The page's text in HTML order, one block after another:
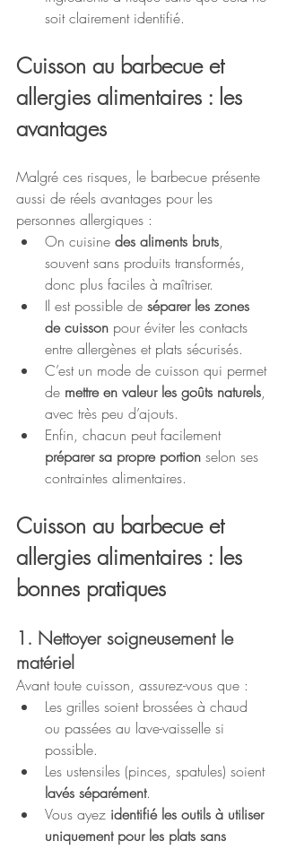
soit clairement identifié.
Cuisson au barbecue et
allergies alimentaires : les
avantages
Malgré ces risques, le barbecue présente
aussi de réels avantages pour les
personnes allergiques :
On cuisine des aliments bruts,
souvent sans produits transformés,
donc plus faciles à maîtriser.
Il est possible de séparer les zones
de cuisson pour éviter les contacts
entre allergènes et plats sécurisés.
C’est un mode de cuisson qui permet
de mettre en valeur les goûts naturels,
avec très peu d’ajouts.
Enfin, chacun peut facilement
préparer sa propre portion selon ses
contraintes alimentaires.
Cuisson au barbecue et
allergies alimentaires : les
bonnes pratiques
1. Nettoyer soigneusement le
matériel
Avant toute cuisson, assurez-vous que :
Les grilles soient brossées à chaud
ou passées au lave-vaisselle si
possible.
Les ustensiles (pinces, spatules) soient
lavés séparément.
Vous ayez identifié les outils à utiliser
uniquement pour les plats sans